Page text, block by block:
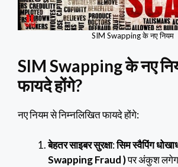
SIM Swapping के नए नियम
SIM Swapping के नए
फायदे होंगे?
नए नियम से निम्नलिखित फायदे होंगे:
बेहतर साइबर सुरक्षा:सिम स्वैपिंग
Swapping Fraud )पर अंकुश